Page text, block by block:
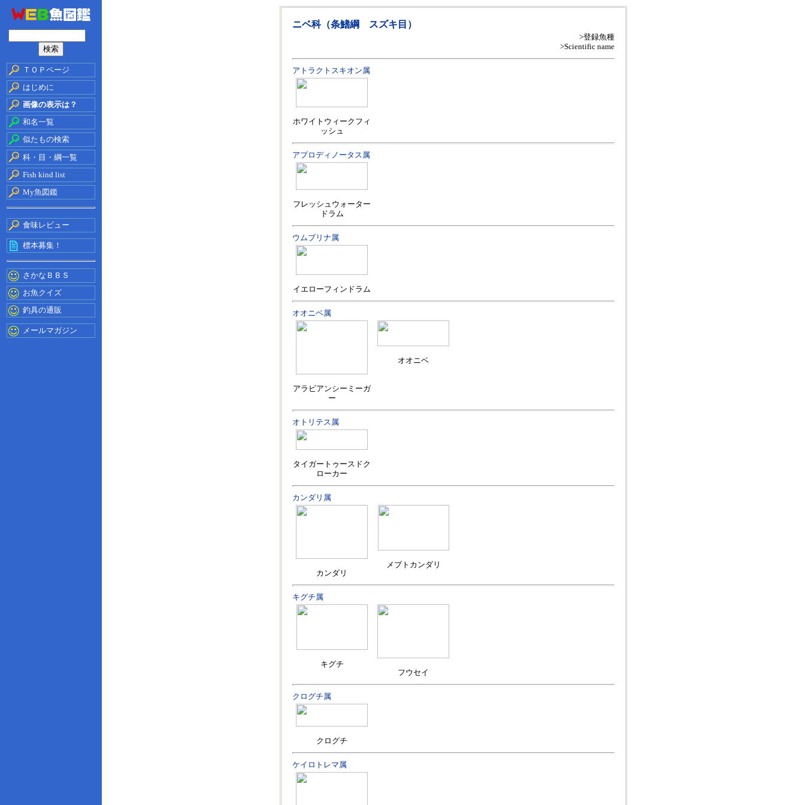
ＴＯＰページ
はじめに
画像の表示は？
和名一覧
似たもの検索
科・目・綱一覧
Fish kind list
My魚図鑑
食味レビュー
標本募集！
さかなＢＢＳ
お魚クイズ
釣具の通販
メールマガジン
ニベ科（条鰭綱 スズキ目）
>登録魚種
>Scientific name
アトラクトスキオン属
ホワイトウィークフィ
ッシュ
アプロディノータス属
フレッシュウォーター
ドラム
ウムブリナ属
イエローフィンドラム
オオニベ属
アラビアンシーミーガ
ー
オオニベ
オトリテス属
タイガートゥースドク
ローカー
カンダリ属
カンダリ
メブトカンダリ
キグチ属
キグチ
フウセイ
クログチ属
クログチ
ケイロトレマ属